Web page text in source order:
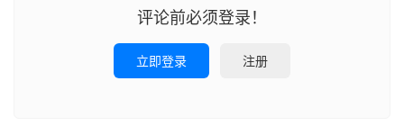
评论前必须登录！
立即登录 注册